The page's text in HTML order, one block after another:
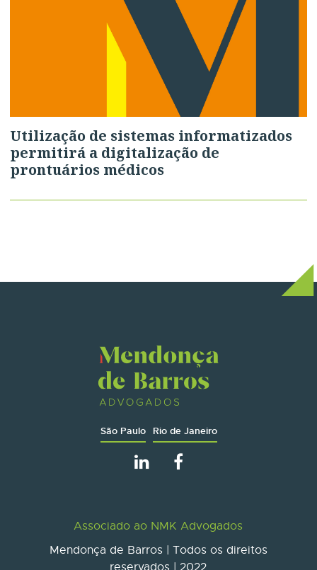
Utilização de sistemas informatizados
permitirá a digitalização de
prontuários médicos
São Paulo Rio de Janeiro
Associado ao NMK Advogados
Mendonça de Barros | Todos os direitos